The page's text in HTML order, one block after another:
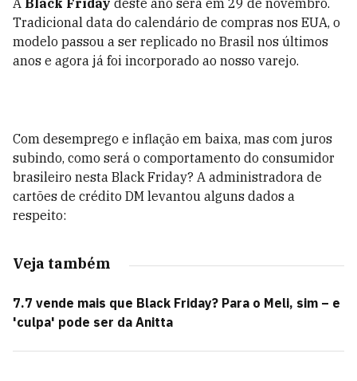
A Black Friday deste ano será em 29 de novembro.
Tradicional data do calendário de compras nos EUA, o
modelo passou a ser replicado no Brasil nos últimos
anos e agora já foi incorporado ao nosso varejo.
Com desemprego e inflação em baixa, mas com juros
subindo, como será o comportamento do consumidor
brasileiro nesta Black Friday? A administradora de
cartões de crédito DM levantou alguns dados a
respeito:
Veja também
7.7 vende mais que Black Friday? Para o Meli, sim – e
'culpa' pode ser da Anitta